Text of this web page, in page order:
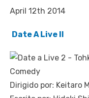
April 12th 2014
Date A Live II
Comedy
Dirigido por: Keitaro